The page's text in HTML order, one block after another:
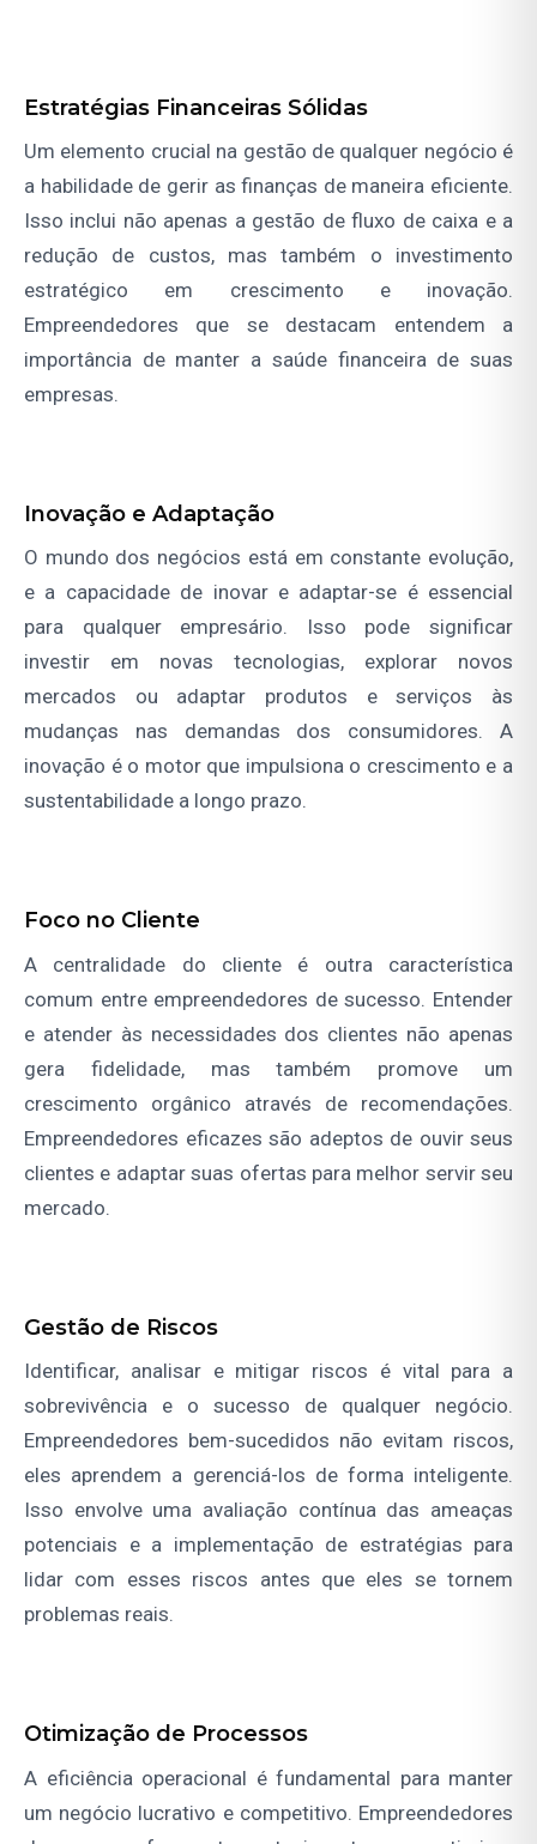
Estratégias Financeiras Sólidas
Um elemento crucial na gestão de qualquer negócio é
a habilidade de gerir as finanças de maneira eficiente.
Isso inclui não apenas a gestão de fluxo de caixa e a
redução de custos, mas também o investimento
estratégico em crescimento e inovação.
Empreendedores que se destacam entendem a
importância de manter a saúde financeira de suas
empresas.
Inovação e Adaptação
O mundo dos negócios está em constante evolução,
e a capacidade de inovar e adaptar-se é essencial
para qualquer empresário. Isso pode significar
investir em novas tecnologias, explorar novos
mercados ou adaptar produtos e serviços às
mudanças nas demandas dos consumidores. A
inovação é o motor que impulsiona o crescimento e a
sustentabilidade a longo prazo.
Foco no Cliente
A centralidade do cliente é outra característica
comum entre empreendedores de sucesso. Entender
e atender às necessidades dos clientes não apenas
gera fidelidade, mas também promove um
crescimento orgânico através de recomendações.
Empreendedores eficazes são adeptos de ouvir seus
clientes e adaptar suas ofertas para melhor servir seu
mercado.
Gestão de Riscos
Identificar, analisar e mitigar riscos é vital para a
sobrevivência e o sucesso de qualquer negócio.
Empreendedores bem-sucedidos não evitam riscos,
eles aprendem a gerenciá-los de forma inteligente.
Isso envolve uma avaliação contínua das ameaças
potenciais e a implementação de estratégias para
lidar com esses riscos antes que eles se tornem
problemas reais.
Otimização de Processos
A eficiência operacional é fundamental para manter
um negócio lucrativo e competitivo. Empreendedores